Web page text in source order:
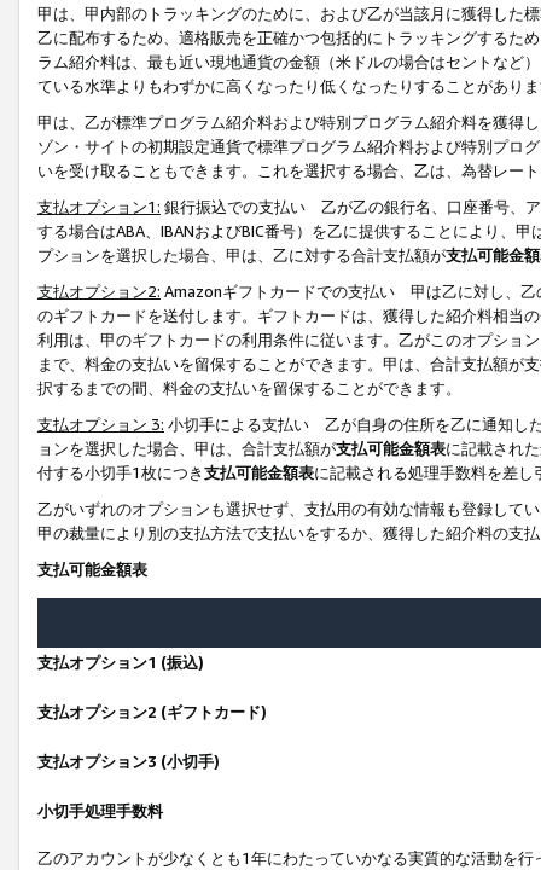
甲は、甲内部のトラッキングのために、および乙が当該月に獲得した
乙に配布するため、適格販売を正確かつ包括的にトラッキングするた
ラム紹介料は、最も近い現地通貨の金額（米ドルの場合はセントなど
ている水準よりもわずかに高くなったり低くなったりすることがあり
甲は、乙が標準プログラム紹介料および特別プログラム紹介料を獲得
ゾン・サイトの初期設定通貨で標準プログラム紹介料および特別プロ
いを受け取ることもできます。これを選択する場合、乙は、為替レー
支払オプション1: 銀行振込での支払い 乙が乙の銀行名、口座番号、
する場合はABA、IBANおよびBIC番号）を乙に提供することにより、
プションを選択した場合、甲は、乙に対する合計支払額が支払可能金
支払オプション2: Amazonギフトカードでの支払い 甲は乙に対し、乙
のギフトカードを送付します。ギフトカードは、獲得した紹介料相当
利用は、甲のギフトカードの利用条件に従います。乙がこのオプショ
まで、料金の支払いを留保することができます。甲は、合計支払額が
択するまでの間、料金の支払いを留保することができます。
支払オプション 3: 小切手による支払い 乙が自身の住所を乙に通知し
ョンを選択した場合、甲は、合計支払額が支払可能金額表に記載され
付する小切手1枚につき支払可能金額表に記載される処理手数料を差し
乙がいずれのオプションも選択せず、支払用の有効な情報も登録して
甲の裁量により別の支払方法で支払いをするか、獲得した紹介料の支
支払可能金額表
支払オプション1 (振込)
支払オプション2 (ギフトカード)
支払オプション3 (小切手)
小切手処理手数料
乙のアカウントが少なくとも1年にわたっていかなる実質的な活動を